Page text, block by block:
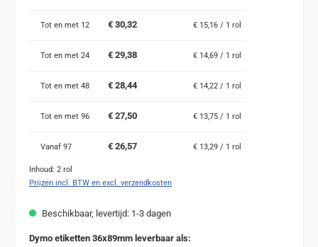
Tot en met 12 € 30,32 € 15,16 / 1 rol
Tot en met 24 € 29,38 € 14,69 / 1 rol
Tot en met 48 € 28,44 € 14,22 / 1 rol
Tot en met 96 € 27,50 € 13,75 / 1 rol
Vanaf 97 € 26,57 € 13,29 / 1 rol
Inhoud: 2 rol
Prijzen incl. BTW en excl. verzendkosten
Beschikbaar, levertijd: 1-3 dagen
Dymo etiketten 36x89mm leverbaar als: